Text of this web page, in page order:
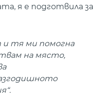
я е подготвила за
и тя ми помогна
на място,